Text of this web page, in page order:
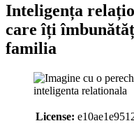
Inteligența
care îți
familia
License: